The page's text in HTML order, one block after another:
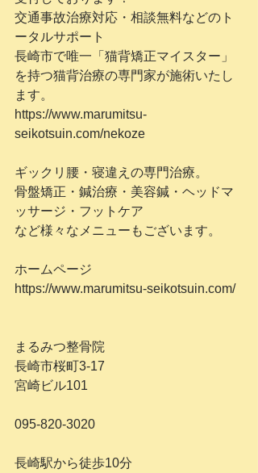
交通事故治療対応・相談無料などのト
ータルサポート
長崎市で唯一「猫背矯正マイスター」
を持つ猫背治療の専門家が施術いたし
ます。
https://www.marumitsu-
seikotsuin.com/nekoze
ギックリ腰・寝違えの専門治療。
骨盤矯正・鍼治療・美容鍼・ヘッドマ
ッサージ・フットケア
など様々なメニューもございます。
ホームページ
https://www.marumitsu-seikotsuin.com/
まるみつ整骨院
長崎市桜町3-17
宮崎ビル101
095-820-3020
長崎駅から徒歩10分